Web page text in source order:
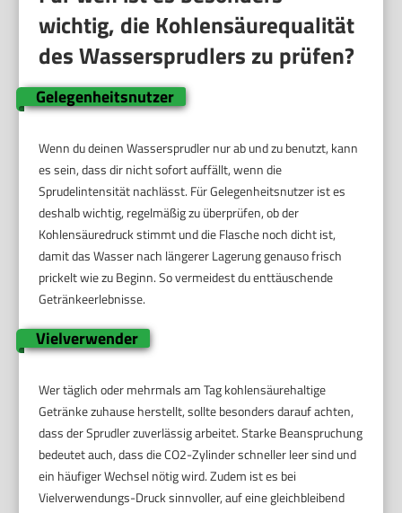
wichtig, die Kohlensäurequalität
des Wassersprudlers zu prüfen?
Gelegenheitsnutzer
Wenn du deinen Wassersprudler nur ab und zu benutzt, kann
es sein, dass dir nicht sofort auffällt, wenn die
Sprudelintensität nachlässt. Für Gelegenheitsnutzer ist es
deshalb wichtig, regelmäßig zu überprüfen, ob der
Kohlensäuredruck stimmt und die Flasche noch dicht ist,
damit das Wasser nach längerer Lagerung genauso frisch
prickelt wie zu Beginn. So vermeidest du enttäuschende
Getränkeerlebnisse.
Vielverwender
Wer täglich oder mehrmals am Tag kohlensäurehaltige
Getränke zuhause herstellt, sollte besonders darauf achten,
dass der Sprudler zuverlässig arbeitet. Starke Beanspruchung
bedeutet auch, dass die CO2-Zylinder schneller leer sind und
ein häufiger Wechsel nötig wird. Zudem ist es bei
Vielverwendungs-Druck sinnvoller, auf eine gleichbleibend